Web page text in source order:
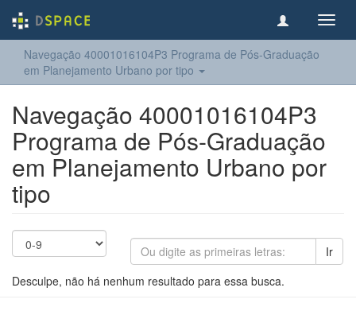
Navegação 40001016104P3 Programa de Pós-Graduação
em Planejamento Urbano por tipo
Navegação 40001016104P3
Programa de Pós-Graduação
em Planejamento Urbano por
tipo
Ir
Desculpe, não há nenhum resultado para essa busca.